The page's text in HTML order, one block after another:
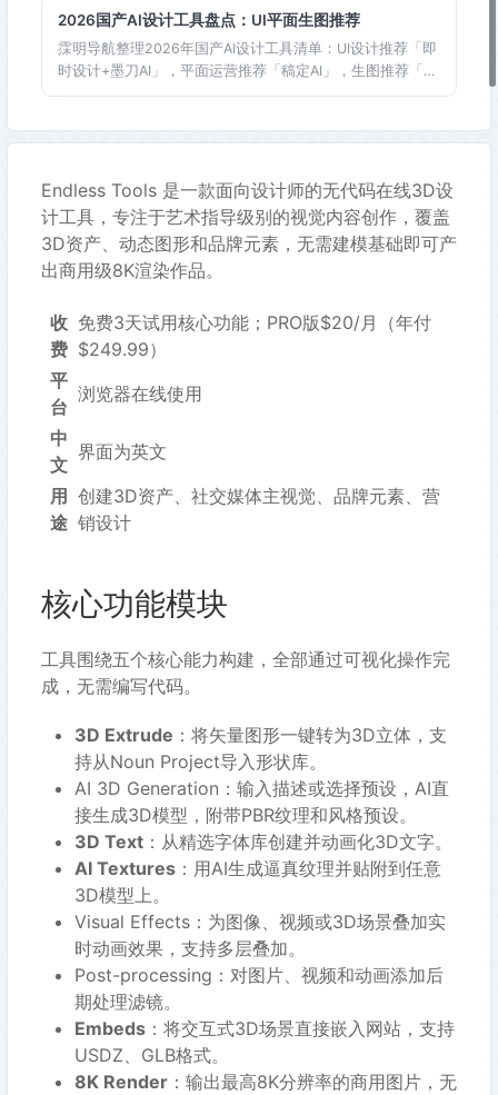
2026国产AI设计工具盘点：UI平面生图推荐
霂明导航整理2026年国产AI设计工具清单：UI设计推荐「即
时设计+墨刀AI」，平面运营推荐「稿定AI」，生图推荐「通
义万相、文心一格、LiblibAI」，含免费额度、商用版权及角
Endless Tools 是一款面向设计师的无代码在线3D设
计工具，专注于艺术指导级别的视觉内容创作，覆盖
3D资产、动态图形和品牌元素，无需建模基础即可产
出商用级8K渲染作品。
收
费
免费3天试用核心功能；PRO版$20/月（年付
$249.99）
平
台
浏览器在线使用
中
文
界面为英文
用
途
创建3D资产、社交媒体主视觉、品牌元素、营
销设计
核心功能模块
工具围绕五个核心能力构建，全部通过可视化操作完
成，无需编写代码。
3D Extrude ：将矢量图形一键转为3D立体，支
持从Noun Project导入形状库。
AI 3D Generation：输入描述或选择预设，AI直
接生成3D模型，附带PBR纹理和风格预设。
3D Text ：从精选字体库创建并动画化3D文字。
AI Textures ：用AI生成逼真纹理并贴附到任意
3D模型上。
Visual Effects：为图像、视频或3D场景叠加实
时动画效果，支持多层叠加。
Post-processing：对图片、视频和动画添加后
期处理滤镜。
Embeds ：将交互式3D场景直接嵌入网站，支持
USDZ、GLB格式。
8K Render ：输出最高8K分辨率的商用图片，无